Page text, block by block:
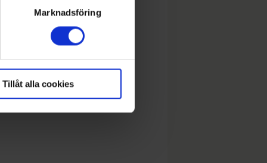
Marknadsföring
Tillåt alla cookies